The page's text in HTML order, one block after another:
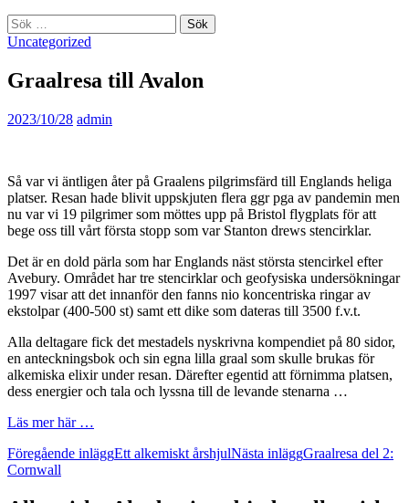
Sök
efter:
Uncategorized
Graalresa till Avalon
2023/10/28 admin
Så var vi äntligen åter på Graalens pilgrimsfärd till Englands heliga
platser. Resan hade blivit uppskjuten flera ggr pga av pandemin men
nu var vi 19 pilgrimer som möttes upp på Bristol flygplats för att
bege oss till vårt första stopp som var Stanton drews stencirklar.
Det är en dold pärla som har Englands näst största stencirkel efter
Avebury. Området har tre stencirklar och geofysiska undersökningar
1997 visar att det innanför den fanns nio koncentriska ringar av
ekstolpar (400-500 st) samt ett dike som dateras till 3500 f.v.t.
Alla deltagare fick det mestadels nyskrivna kompendiet på 80 sidor,
en anteckningsbok och sin egna lilla graal som skulle brukas för
alkemiska elixir under resan. Därefter egentid att förnimma platsen,
dess energier och tala och lyssna till de levande stenarna …
Läs mer här …
Inläggsnavigering
Föregående inläggEtt alkemiskt årshjulNästa inläggGraalresa del 2:
Cornwall